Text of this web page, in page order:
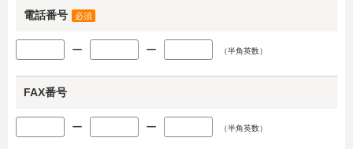
電話番号 必須
ー ー （半角英数）
FAX番号
ー ー （半角英数）